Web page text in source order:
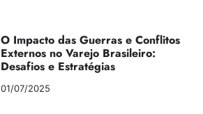
O Impacto das Guerras e Conflitos
Externos no Varejo Brasileiro:
Desafios e Estratégias
01/07/2025